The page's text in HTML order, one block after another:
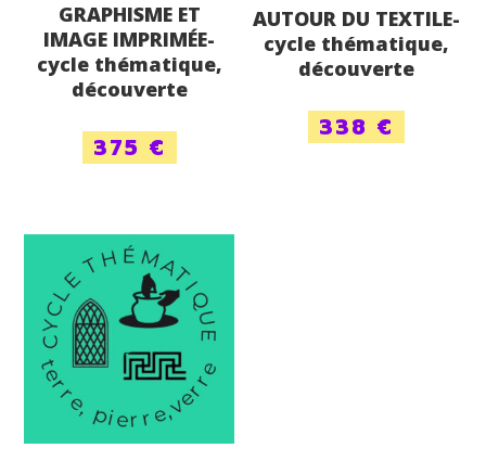
GRAPHISME ET
IMAGE IMPRIMÉE-
cycle thématique,
découverte
375 €
AUTOUR DU TEXTILE-
cycle thématique,
découverte
338 €